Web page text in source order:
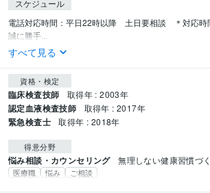
スケジュール
電話対応時間：平日22時以降　土日要相談　＊対応時
誠に勝手...
すべて見る
資格・検定
臨床検査技師 取得年 : 2003年
認定血液検査技師 取得年 : 2017年
緊急検査士 取得年 : 2018年
得意分野
悩み相談・カウンセリング 無理しない健康習慣づ
医療職 悩み ご相談